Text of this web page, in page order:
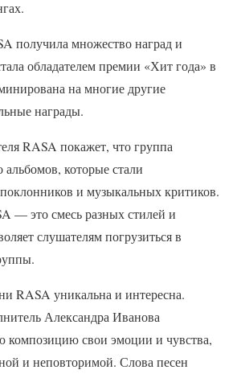
получила множество наград и
обладателем премии «Хит года» в
на многие другие
награды.
RASA покажет, что группа
альбомов, которые стали
и музыкальных критиков.
— это смесь разных стилей и
слушателям погрузиться в
RASA уникальна и интересна.
Александра Иванова
композицию свои эмоции и чувства,
и неповторимой. Слова песен